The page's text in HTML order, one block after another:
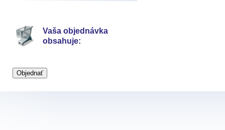
Vaša objednávka
obsahuje: